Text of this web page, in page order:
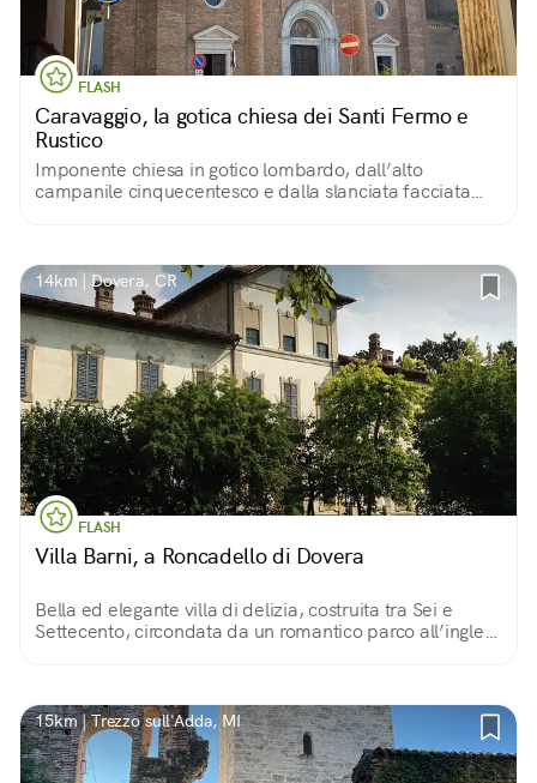
FLASH
Caravaggio, la gotica chiesa dei Santi Fermo e
Rustico
Imponente chiesa in gotico lombardo, dall’alto
campanile cinquecentesco e dalla slanciata facciata
14km | Dovera, CR
FLASH
Villa Barni, a Roncadello di Dovera
Bella ed elegante villa di delizia, costruita tra Sei e
Settecento, circondata da un romantico parco all’inglese
15km | Trezzo sull'Adda, MI